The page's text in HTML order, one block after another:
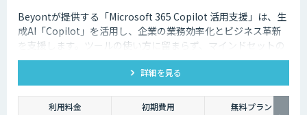
デジタルリテラシー協議会のプロジェクト「Di-Lite」では、「デジタルを
使う人材」の全員が持つべきスキルを提案しています。こちらは「ITパス
ポート試験」「G 検定」「データサイエンティスト検定（DS検定）」の取
得を推奨するなど、かなり具体的な内容になっています。スキル開発、再
教育の施策を検討する際に役立てられるでしょう。
Beyontが提供する「Microsoft 365 Copilot 活用支援」は、生
成AI「Copilot」を活用し、企業の業務効率化とビジネス革新
を支援します。ツールの使い方に留まらず、マインドセットの
育成、企画設計、活用、実装までを一気通貫でサポートしま
詳細を見る
利用料金 初期費用
無料プラン